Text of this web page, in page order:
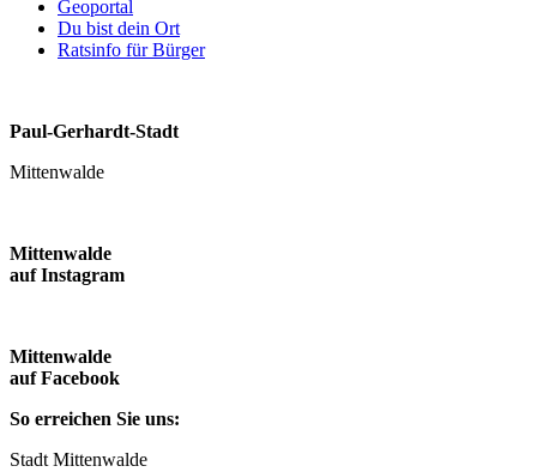
Geoportal
Du bist dein Ort
Ratsinfo für Bürger
Paul-Gerhardt-Stadt
Mittenwalde
Mittenwalde
auf Instagram
Mittenwalde
auf Facebook
So erreichen Sie uns:
Stadt Mittenwalde